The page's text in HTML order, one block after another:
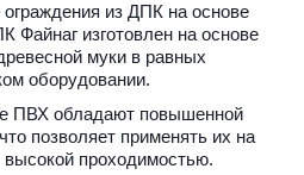
из ДПК на основе
Файнаг изготовлен на основе
муки в равных
оборудовании.
ПВХ обладают повышенной
позволяет применять их на
проходимостью.